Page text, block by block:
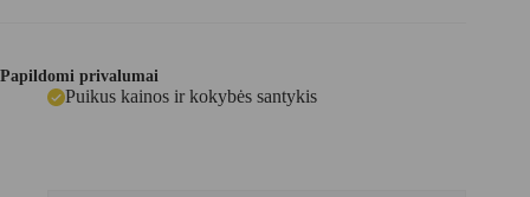
0007)
Papildomi privalumai
Puikus kainos ir kokybės santykis